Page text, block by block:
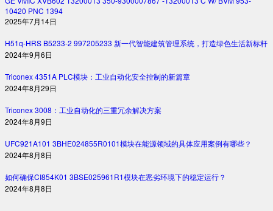
10420 PNC 1394
2025年7月14日
H51q-HRS B5233-2 997205233 新一代智能建筑管理系统，打造绿色生活新标杆
2024年9月6日
Triconex 4351A PLC模块：工业自动化安全控制的新篇章
2024年8月29日
Triconex 3008：工业自动化的三重冗余解决方案
2024年8月9日
UFC921A101 3BHE024855R0101模块在能源领域的具体应用案例有哪些？
2024年8月8日
如何确保CI854K01 3BSE025961R1模块在恶劣环境下的稳定运行？
2024年8月8日